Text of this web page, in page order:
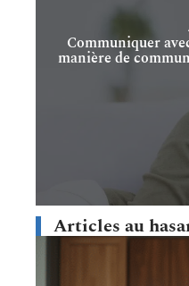
Communiquer
manière de
Articles au